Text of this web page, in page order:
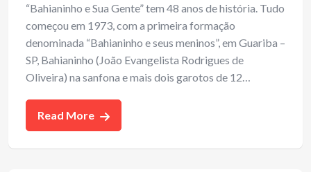
“Bahianinho e Sua Gente” tem 48 anos de história. Tudo
começou em 1973, com a primeira formação
denominada “Bahianinho e seus meninos”, em Guariba –
SP, Bahianinho (João Evangelista Rodrigues de
Oliveira) na sanfona e mais dois garotos de 12…
Read More